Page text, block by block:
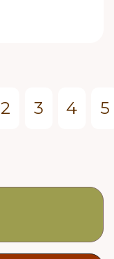
2 3 4 5